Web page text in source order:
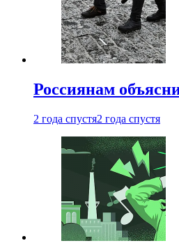
Россиянам
2 года спустя2 года спустя